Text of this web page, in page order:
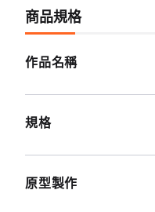
商品規格
作品名稱
規格
原型製作